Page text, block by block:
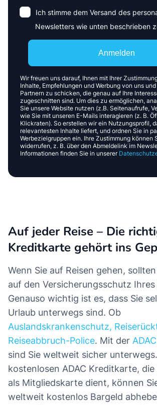
Anmelden
Ich stimme dem Versand des
Newsletters wie unten beschrieben
Wir freuen uns darauf, Ihnen mit Ihrer
Inhalte, Empfehlungen und Werbung von uns
Partnern zu schicken, die genau auf Ihre
zugeschnitten sind. Um dies zu ermöglichen,
Sie unsere Website nutzen (z.B. Seitenaufrufe,
wie Sie mit unseren E-Mails interagieren (z. B.
Klickraten). So erstellen wir ein Nutzungsprofil,
relevantesten Inhalte liefert, und ordnen Sie in
Werbezielgruppen ein. Ihre Zustimmung können
widerrufen, z. B. über den Abmeldelink im
Informationen finden Sie in unserer
Auf jeder Reise – Die
Kreditkarte gehört ins
Wenn Sie auf Reisen gehen,
auf den Versicherungsschutz
Genauso wichtig ist es, dass Sie
Urlaub unterwegs sind. Ob
Auslandskrankenschutz,
Reiseabbruch-Police. Mit der
sind Sie weltweit sicher
kostenlosen ADAC Kreditkarte,
als Mitgliedskarte dient, können
weltweit kostenlos Bargeld